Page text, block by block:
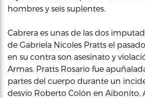
hombres y seis suplentes.
Cabrera es unas de las dos
de Gabriela Nicoles Pratts el
en su contra son asesinato y
Armas. Pratts Rosario fue
partes del cuerpo durante un
desvío Roberto Colón en Aibonito.